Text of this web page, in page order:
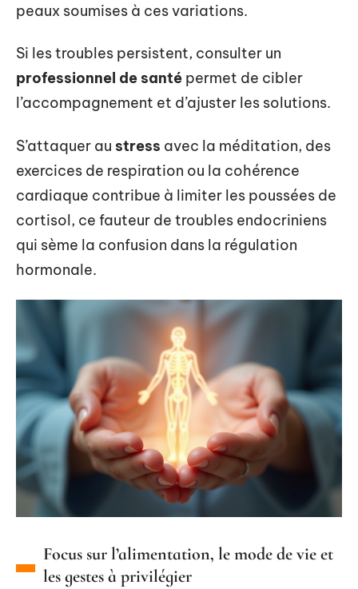
peaux soumises à ces variations.
Si les troubles persistent, consulter un
professionnel de santé permet de cibler
l’accompagnement et d’ajuster les solutions.
S’attaquer au stress avec la méditation, des
exercices de respiration ou la cohérence
cardiaque contribue à limiter les poussées de
cortisol, ce fauteur de troubles endocriniens
qui sème la confusion dans la régulation
hormonale.
Focus sur l’alimentation, le mode de vie et
les gestes à privilégier